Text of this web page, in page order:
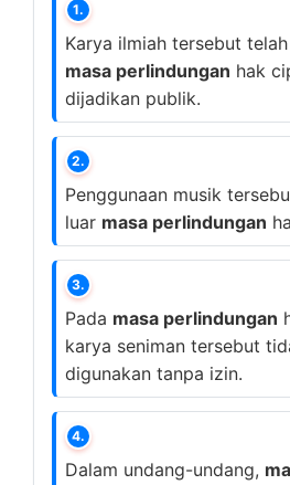
1.
Karya ilmiah tersebut
masa perlindungan hak
dijadikan publik.
2.
Penggunaan musik
luar masa perlindungan
3.
Pada masa perlindungan
karya seniman tersebut
digunakan tanpa izin.
4.
Dalam undang-undang,